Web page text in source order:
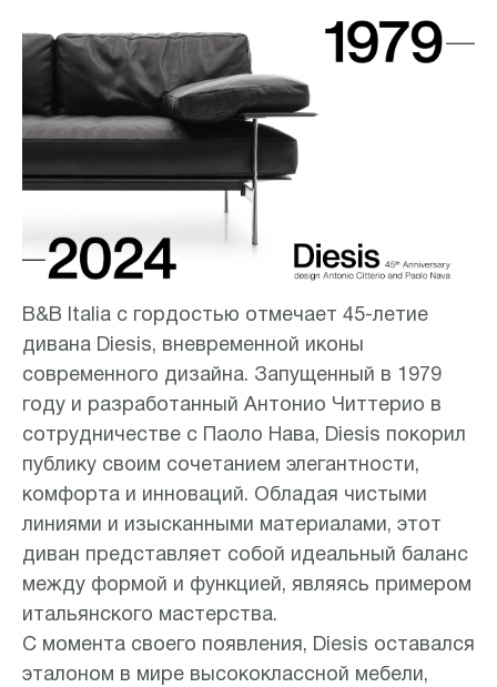
B&B Italia с гордостью отмечает 45-летие
дивана Diesis, вневременной иконы
современного дизайна. Запущенный в 1979
году и разработанный Антонио Читтерио в
сотрудничестве с Паоло Нава, Diesis покорил
публику своим сочетанием элегантности,
комфорта и инноваций. Обладая чистыми
линиями и изысканными материалами, этот
диван представляет собой идеальный баланс
между формой и функцией, являясь примером
итальянского мастерства.
С момента своего появления, Diesis оставался
эталоном в мире высококлассной мебели,